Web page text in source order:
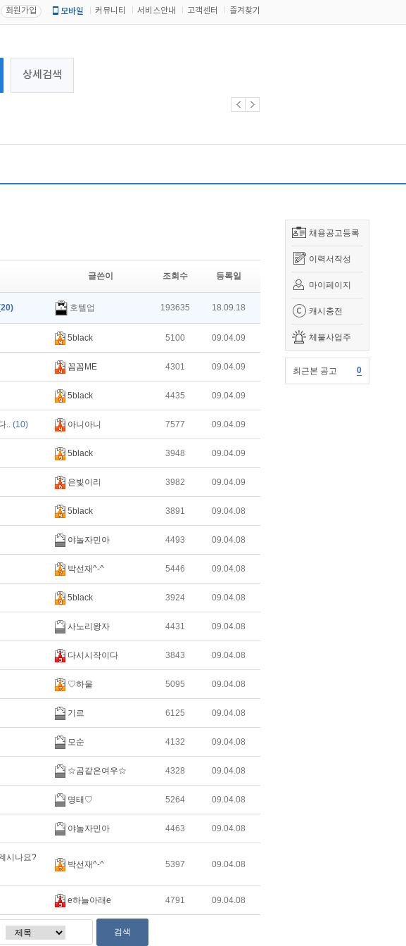
회원가입 모바일 커뮤니티 서비스안내 고객센터 즐겨찾기
상세검색
채용공고등록
이력서작성
마이페이지
캐시충전
체불사업주
최근본 공고 0
글쓴이 조회수 등록일
호텔업 193635 18.09.18
5black 5100 09.04.09
꼼꼼ME 4301 09.04.09
5black 4435 09.04.09
.. (10) 아니아니 7577 09.04.09
5black 3948 09.04.09
은빛이리 3982 09.04.09
5black 3891 09.04.08
야놀자민아 4493 09.04.08
박선재^-^ 5446 09.04.08
5black 3924 09.04.08
사노리왕자 4431 09.04.08
다시시작이다 3843 09.04.08
♡하울 5095 09.04.08
기르 6125 09.04.08
모순 4132 09.04.08
☆곰같은여우☆ 4328 09.04.08
명태♡ 5264 09.04.08
야놀자민아 4463 09.04.08
시나요?
박선재^-^ 5397 09.04.08
e하늘아래e 4791 09.04.08